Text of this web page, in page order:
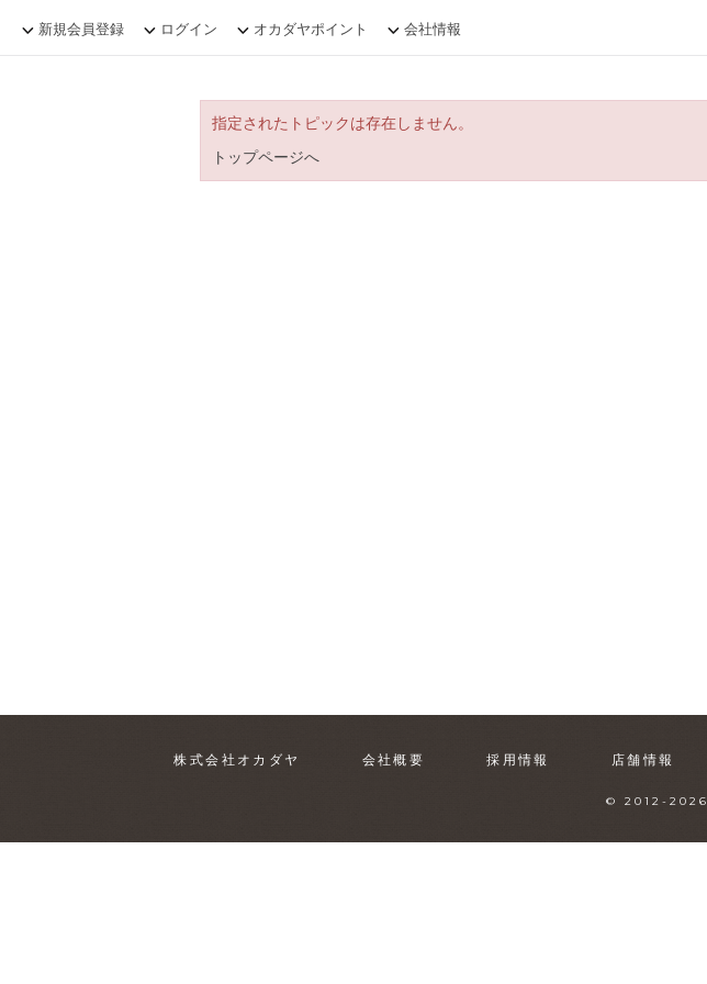
新規会員登録 ログイン オカダヤポイント 会社情報
指定されたトピックは存在しません。
トップページへ
株式会社オカダヤ 会社概要 採用情報 店舗情報
© 2012- 2026